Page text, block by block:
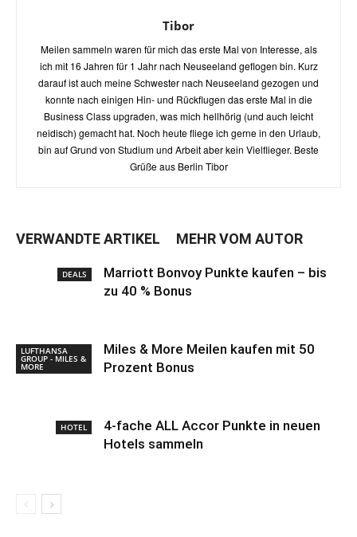
Tibor
Meilen sammeln waren für mich das erste Mal von Interesse, als
ich mit 16 Jahren für 1 Jahr nach Neuseeland geflogen bin. Kurz
darauf ist auch meine Schwester nach Neuseeland gezogen und
konnte nach einigen Hin- und Rückflugen das erste Mal in die
Business Class upgraden, was mich hellhörig (und auch leicht
neidisch) gemacht hat. Noch heute fliege ich gerne in den Urlaub,
bin auf Grund von Studium und Arbeit aber kein Vielflieger. Beste
Grüße aus Berlin Tibor
VERWANDTE ARTIKEL MEHR VOM AUTOR
DEALS
Marriott Bonvoy Punkte kaufen – bis
zu 40 % Bonus
LUFTHANSA
GROUP - MILES &
MORE
Miles & More Meilen kaufen mit 50
Prozent Bonus
HOTEL
4-fache ALL Accor Punkte in neuen
Hotels sammeln